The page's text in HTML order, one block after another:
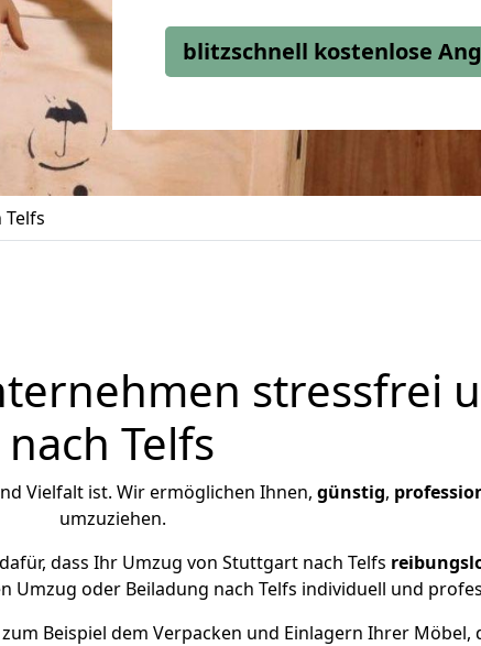
blitzschnell kostenlose
stressfrei
nach Telfs
Vielfalt ist. Wir ermöglichen Ihnen, günstig,
umzuziehen.
dass Ihr Umzug von Stuttgart nach Telfs
Umzug oder Beiladung nach Telfs individuell und
zum Beispiel dem Verpacken und Einlagern Ihrer